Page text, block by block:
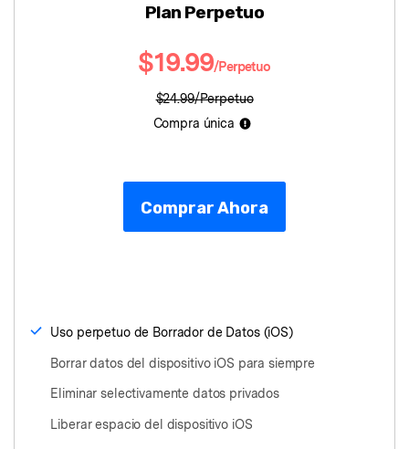
Plan Perpetuo
$19.99/Perpetuo
$24.99/Perpetuo
Compra única
Comprar Ahora
Uso perpetuo de Borrador de Datos (iOS)
Borrar datos del dispositivo iOS para siempre
Eliminar selectivamente datos privados
Liberar espacio del dispositivo iOS